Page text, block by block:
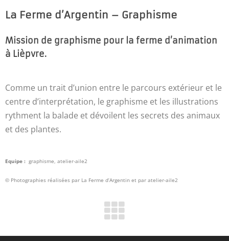
La Ferme d’Argentin – Graphisme
Mission de graphisme pour la ferme d’animation
à Lièpvre.
Comme un trait d’union entre le parcours extérieur et le
centre d’interprétation, le graphisme et les illustrations
rythment la balade et dévoilent les secrets des animaux
et des plantes.
Equipe : graphisme, atelier-aile2
© Photographies réalisées par La Ferme d’Argentin et par atelier-aile2